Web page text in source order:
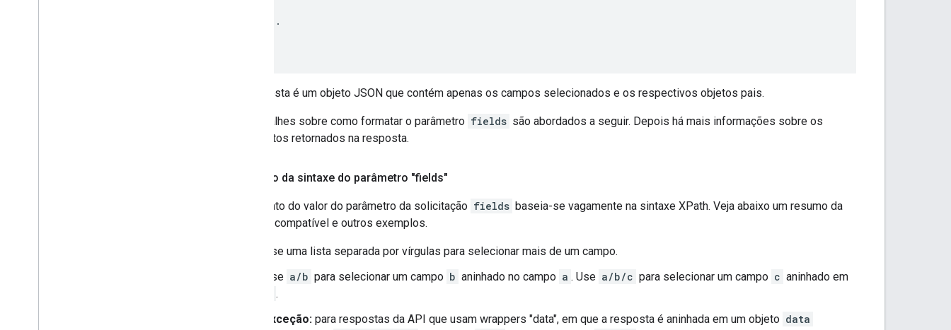
  ...
A resposta é um objeto JSON que contém apenas os campos selecionados e os respectivos objetos pais.
Os detalhes sobre como formatar o parâmetro fields são abordados a seguir. Depois há mais informações sobre os
elementos retornados na resposta.
Resumo da sintaxe do parâmetro "fields"
O formato do valor do parâmetro da solicitação fields baseia-se vagamente na sintaxe XPath. Veja abaixo um resumo da
sintaxe compatível e outros exemplos.
Use uma lista separada por vírgulas para selecionar mais de um campo.
Use a/b para selecionar um campo b aninhado no campo a . Use a/b/c para selecionar um campo c aninhado em
.
Exceção: para respostas da API que usam wrappers "data", em que a resposta é aninhada em um objeto data